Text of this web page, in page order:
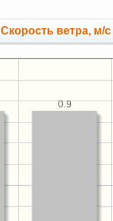
Скорость ветра, м/с
0.9